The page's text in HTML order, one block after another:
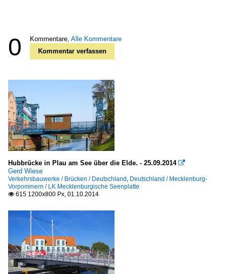
0 Kommentare, Alle Kommentare
Kommentar verfassen
Hubbrücke in Plau am See über die Elde. - 25.09.2014 
Gerd Wiese
Verkehrsbauwerke / Brücken / Deutschland, Deutschland / Mecklenburg-
Vorpommern / LK Mecklenburgische Seenplatte
 615 1200x800 Px, 01.10.2014